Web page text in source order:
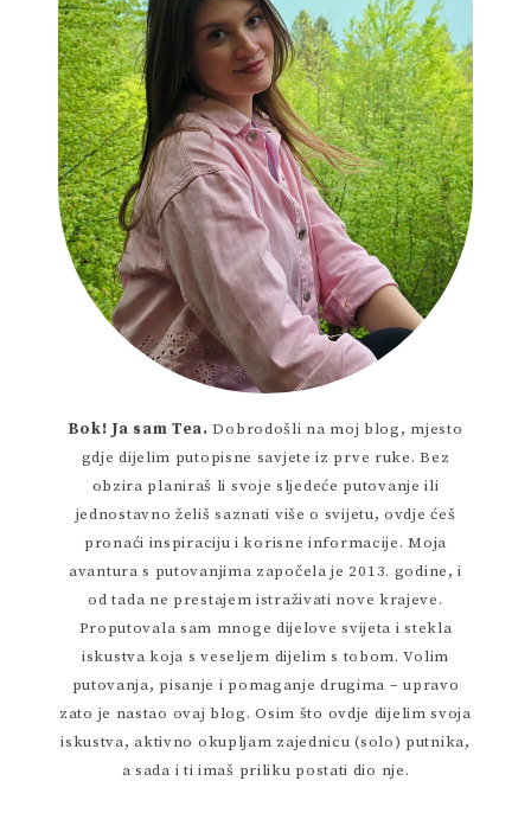
Bok! Ja sam Tea.Dobrodošli na moj blog, mjesto
gdje dijelim putopisne savjete iz prve ruke. Bez
obzira planiraš li svoje sljedeće putovanje ili
jednostavno želiš saznati više o svijetu, ovdje ćeš
pronaći inspiraciju i korisne informacije. Moja
avantura s putovanjima započela je 2013. godine, i
od tada ne prestajem istraživati nove krajeve.
Proputovala sam mnoge dijelove svijeta i stekla
iskustva koja s veseljem dijelim s tobom. Volim
putovanja, pisanje i pomaganje drugima – upravo
zato je nastao ovaj blog. Osim što ovdje dijelim svoja
iskustva, aktivno okupljam zajednicu (solo) putnika,
a sada i ti imaš priliku postati dio nje.